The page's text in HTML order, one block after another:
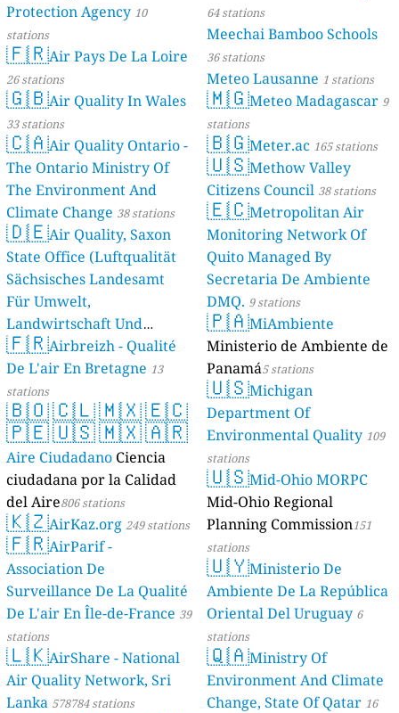
Protection Agency 10
stations
🇫🇷Air Pays De La Loire
26 stations
🇬🇧Air Quality In Wales
33 stations
🇨🇦Air Quality Ontario -
The Ontario Ministry Of
The Environment And
Climate Change 38 stations
🇩🇪Air Quality, Saxon
State Office (Luftqualität
Sächsisches Landesamt
Für Umwelt,
Landwirtschaft Und
Geologie) 50 stations
🇫🇷Airbreizh - Qualité
De L'air En Bretagne 13
stations
🇧🇴🇨🇱🇲🇽🇪🇨
🇵🇪🇺🇸🇲🇽🇦🇷
Aire Ciudadano Ciencia
ciudadana por la Calidad
del Aire806 stations
🇰🇿AirKaz.org 249 stations
🇫🇷AirParif -
Association De
Surveillance De La Qualité
De L'air En Île-de-France 39
stations
🇱🇰AirShare - National
Air Quality Network, Sri
Lanka 578784 stations
64 stations
Meechai Bamboo Schools
36 stations
Meteo Lausanne 1 stations
🇲🇬Meteo Madagascar 9
stations
🇧🇬Meter.ac 165 stations
🇺🇸Methow Valley
Citizens Council 38 stations
🇪🇨Metropolitan Air
Monitoring Network Of
Quito Managed By
Secretaria De Ambiente
DMQ. 9 stations
🇵🇦MiAmbiente
Ministerio de Ambiente de
Panamá5 stations
🇺🇸Michigan
Department Of
Environmental Quality 109
stations
🇺🇸Mid-Ohio MORPC
Mid-Ohio Regional
Planning Commission151
stations
🇺🇾Ministerio De
Ambiente De La República
Oriental Del Uruguay 6
stations
🇶🇦Ministry Of
Environment And Climate
Change, State Of Qatar 16